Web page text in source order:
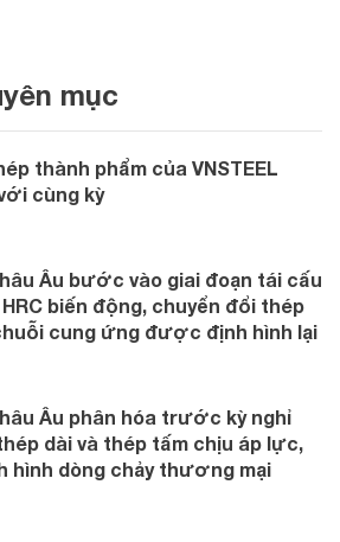
mục
thành phẩm của VNSTEEL
cùng kỳ
Âu bước vào giai đoạn tái cấu
biến động, chuyển đổi thép
cung ứng được định hình lại
Âu phân hóa trước kỳ nghỉ
dài và thép tấm chịu áp lực,
hình dòng chảy thương mại